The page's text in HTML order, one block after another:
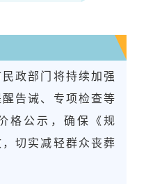
政部门将持续加强
告诫、专项检查等
格公示，确保《规
切实减轻群众丧葬